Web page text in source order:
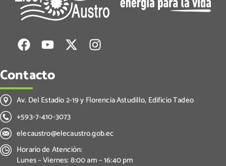
Contacto
Av. Del Estadio 2-19 y Florencia Astudillo, Edificio Tadeo
+593-7-410-3073
elecaustro@elecaustro.gob.ec
Horario de Atención:
Lunes – Viernes: 8:00 am – 16:40 pm